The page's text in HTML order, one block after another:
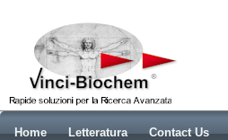
Home Letteratura Contact Us